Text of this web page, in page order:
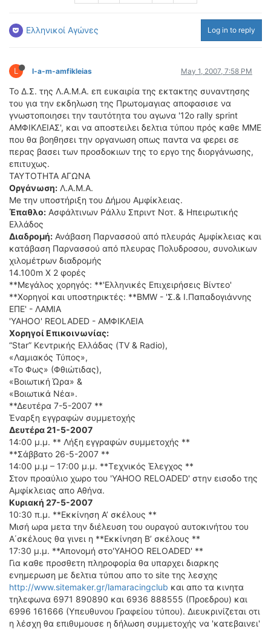
Ελληνικοί Αγώνες Log in to reply
L l-a-m-amfikleias May 1, 2007, 7:58 PM
Το Δ.Σ. της Λ.Α.Μ.Α. επ ευκαιρία της εκτακτης συναντησης
του για την εκδηλωση της Πρωτομαγιας αποφασισε να
γνωστοποιησει την ταυτότητα του αγωνα '12ο rally sprint
ΑΜΦΙΚΛΕΙΑΣ', και να αποστειλει δελτια τύπου πρός καθε ΜΜΕ
που θα βοηθησει την οργανωση οπως παντα να φερει σε
περας βασει των προσδοκιων της το εργο της διοργάνωσης,
επιτυχως.
ΤΑΥΤΟΤΗΤΑ ΑΓΩΝΑ
Οργάνωση: Λ.Α.Μ.Α.
Me την υποστήριξη του Δήμου Αμφίκλειας.
Έπαθλο: Ασφάλτινων Ράλλυ Σπριντ Νοτ. & Ηπειρωτικής
Ελλάδος
Διαδρομή: Ανάβαση Παρνασσού από πλευράς Αμφίκλειας και
κατάβαση Παρνασσού από πλευρας Πολυδροσου, συνολικων
χιλομέτρων διαδρομής
14.100m Χ 2 φορές
**Μεγάλος χορηγός: **'Ελληνικές Επιχειρήσεις Βίντεο'
**Χορηγοί και υποστηρικτές: **BMW - 'Σ.& Ι.Παπαδογιάννης
ΕΠΕ' - ΛΑΜΙΑ
'ΥΑΗΟΟ' REOLADED - ΑΜΦΙΚΛΕΙΑ
Χορηγοί Επικοινωνίας:
“Star” Κεντρικής Ελλάδας (TV & Radio),
«Λαμιακός Τύπος»,
«Το Φως» (Φθιώτιδας),
«Βοιωτική Ώρα» &
«Βοιωτικά Νέα».
**Δευτέρα 7-5-2007 **
Έναρξη εγγραφών συμμετοχής
Δευτέρα 21-5-2007
14:00 μ.μ. ** Λήξη εγγραφών συμμετοχής **
**Σάββατο 26-5-2007 **
14:00 μ.μ – 17:00 μ.μ. **Τεχνικός Έλεγχος **
Στον προαύλιο χωρο του 'YAHOO RELOADED' στην εισοδο της
Αμφίκλειας απο Αθήνα.
Κυριακή 27-5-2007
10:30 π.μ. **Εκκίνηση Α’ σκέλους **
Μισή ωρα μετα την διέλευση του ουραγού αυτοκινήτου του
Α΄σκέλους θα γινει η **Εκκίνηση Β’ σκέλους **
17:30 μ.μ. **Απονομή στο'YAHOO RELOADED' **
Για καθε προσθετη πληροφορία θα υπαρχει διαρκης
ενημερωση με δελτια τύπου απο το site της λεσχης
http://www.sitemaker.gr/lamaracingclub και απο τα κινητα
τηλεφωνα 6971 890890 και 6936 888555 (Προεδρου) και
6996 161666 (Υπευθυνου Γραφείου τύπου). Διευκρινίζεται οτι
η λέσχη θα επιθυμουσε η δήλωση συμμετοχής να 'κατεβαινει'
ΟΔΟΙΠΟΡΙΚΑ
VIDEO
ΝΕΑ ΜΟΝΤΕΛΑ
ΑΓΩΝΕΣ
CANDID CAMERA
ΤΕΧΝΟΛΟΓΙΑ
ΕΙΔΗΣΕΙΣ – ΠΑΡΟΥΣΙΑΣΕΙΣ
ΛΕΞΙΚΟ
ΠΕΡΙΒΑΛΛΟΝ
ΔΟΚΙΜΕΣ – ΠΑΡΟΥΣΙΑΣΕΙΣ
ΕΙΔΗΣΕΙΣ
ΑΓΩΝΕΣ
FORMULA 1
WRC
ΔΙΕΘΝΕΙΣ ΑΓΩΝΕΣ
ΕΛΛΗΝΙΚΟΙ ΑΓΩΝΕΣ
ΤΙΜΕΣ
4T CLASSIC
ΜΟΝΤΕΛΑ
ΚΑΤΑΣΚΕΥΑΣΤΕΣ
ΠΡΟΣΩΠΙΚΟΤΗΤΕΣ
ΑΓΩΝΙΣΤΙΚΑ ΑΥΤΟΚΙΝΗΤΑ
ΑΓΩΝΕΣ/ΔΙΟΡΓΑΝΩΣΕΙΣ
ΑΓΟΡΑ
ΠΩΛΗΣΕΙΣ
ΠΡΟΣΦΟΡΕΣ
ΜΕΤΑΧΕΙΡΙΣΜΕΝΑ
2ΤΡΟΧΟΙ
ΟΔΗΓΟΥΜΕ
ΕΠΙΚΑΙΡΟΤΗΤΑ
ΑΓΩΝΕΣ
CLASSIC
ΑΡΧΕΙΟ ΤΕΥΧΩΝ